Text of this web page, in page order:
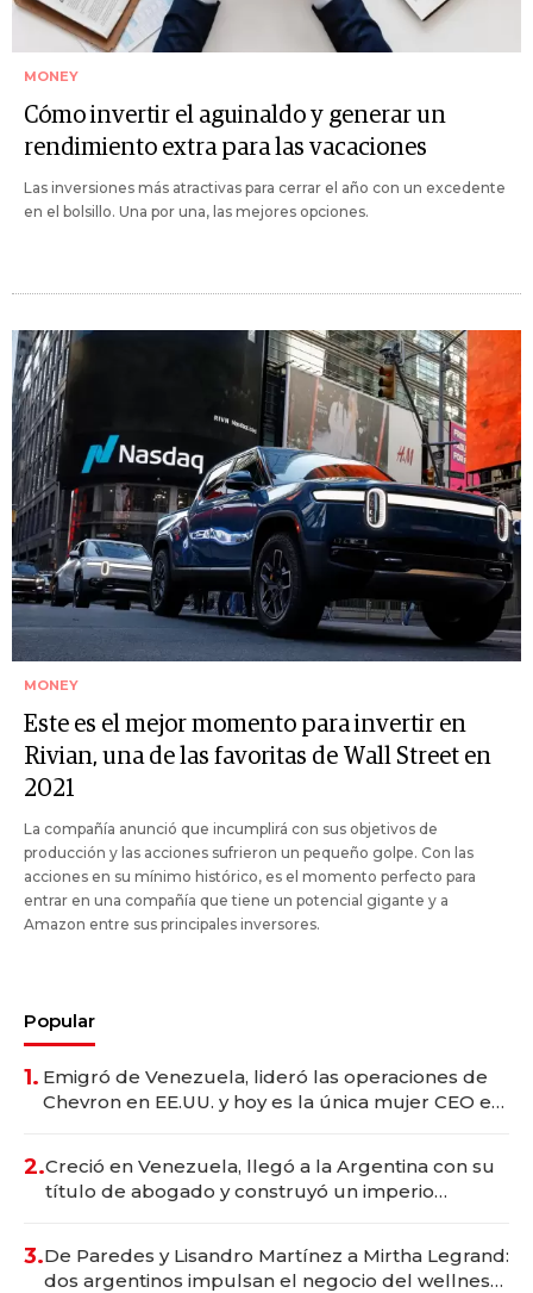
MONEY
Cómo invertir el aguinaldo y generar un
rendimiento extra para las vacaciones
Las inversiones más atractivas para cerrar el año con un excedente
en el bolsillo. Una por una, las mejores opciones.
MONEY
Este es el mejor momento para invertir en
Rivian, una de las favoritas de Wall Street en
2021
La compañía anunció que incumplirá con sus objetivos de
producción y las acciones sufrieron un pequeño golpe. Con las
acciones en su mínimo histórico, es el momento perfecto para
entrar en una compañía que tiene un potencial gigante y a
Amazon entre sus principales inversores.
Popular
1. Emigró de Venezuela, lideró las operaciones de
Chevron en EE.UU. y hoy es la única mujer CEO en
2.Creció en Venezuela, llegó a la Argentina con su
título de abogado y construyó un imperio
3.De Paredes y Lisandro Martínez a Mirtha Legrand:
dos argentinos impulsan el negocio del wellness